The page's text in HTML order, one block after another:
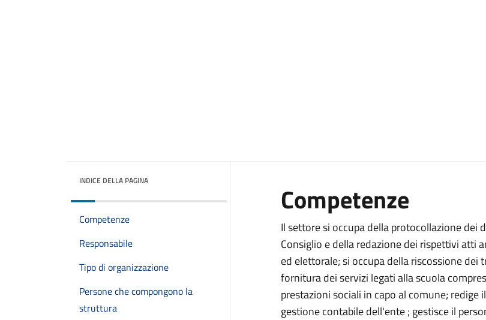
INDICE DELLA PAGINA
Competenze
Responsabile
Tipo di organizzazione
Persone che compongono la
struttura
Competenze
Il settore si occupa della protocollazione dei
Consiglio e della redazione dei rispettivi atti
ed elettorale; si occupa della riscossione
fornitura dei servizi legati alla scuola
prestazioni sociali in capo al comune;
gestione contabile dell'ente ; gestisce il